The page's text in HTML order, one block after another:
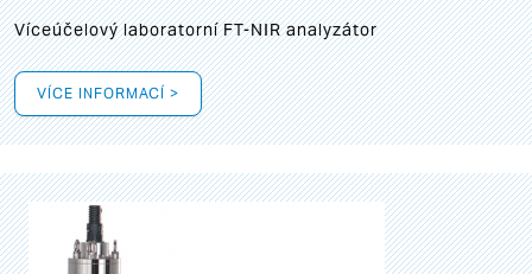
Víceúčelový laboratorní FT-NIR analyzátor
VÍCE INFORMACÍ >